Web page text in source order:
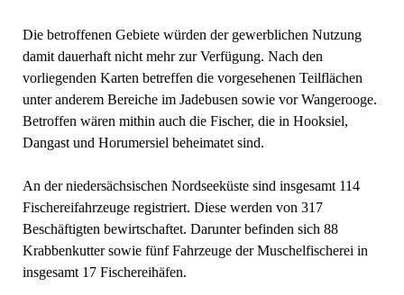
Die betroffenen Gebiete würden der gewerblichen Nutzung
damit dauerhaft nicht mehr zur Verfügung. Nach den
vorliegenden Karten betreffen die vorgesehenen Teilflächen
unter anderem Bereiche im Jadebusen sowie vor Wangerooge.
Betroffen wären mithin auch die Fischer, die in Hooksiel,
Dangast und Horumersiel beheimatet sind.
An der niedersächsischen Nordseeküste sind insgesamt 114
Fischereifahrzeuge registriert. Diese werden von 317
Beschäftigten bewirtschaftet. Darunter befinden sich 88
Krabbenkutter sowie fünf Fahrzeuge der Muschelfischerei in
insgesamt 17 Fischereihäfen.